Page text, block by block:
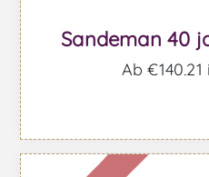
Sandeman 40
Ab €140,21